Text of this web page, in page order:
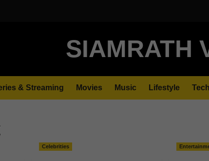
SIAMRATH
& Streaming Movies Music Lifestyle
Celebrities